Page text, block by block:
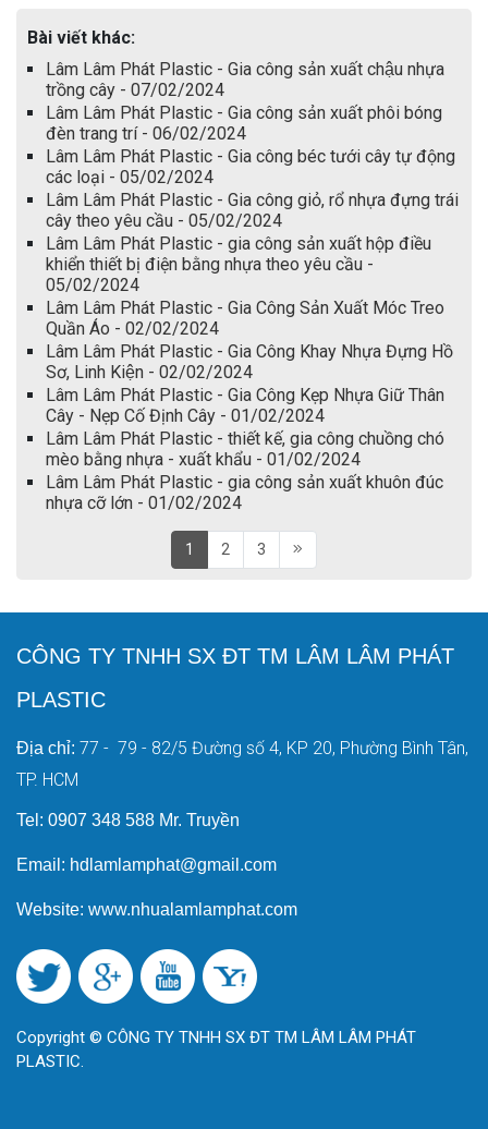
Bài viết khác:
Lâm Lâm Phát Plastic - Gia công sản xuất chậu nhựa
trồng cây - 07/02/2024
Lâm Lâm Phát Plastic - Gia công sản xuất phôi bóng
đèn trang trí - 06/02/2024
Lâm Lâm Phát Plastic - Gia công béc tưới cây tự động
các loại - 05/02/2024
Lâm Lâm Phát Plastic - Gia công giỏ, rổ nhựa đựng trái
cây theo yêu cầu - 05/02/2024
Lâm Lâm Phát Plastic - gia công sản xuất hộp điều
khiển thiết bị điện bằng nhựa theo yêu cầu -
05/02/2024
Lâm Lâm Phát Plastic - Gia Công Sản Xuất Móc Treo
Quần Áo - 02/02/2024
Lâm Lâm Phát Plastic - Gia Công Khay Nhựa Đựng Hồ
Sơ, Linh Kiện - 02/02/2024
Lâm Lâm Phát Plastic - Gia Công Kẹp Nhựa Giữ Thân
Cây - Nẹp Cố Định Cây - 01/02/2024
Lâm Lâm Phát Plastic - thiết kế, gia công chuồng chó
mèo bằng nhựa - xuất khẩu - 01/02/2024
Lâm Lâm Phát Plastic - gia công sản xuất khuôn đúc
nhựa cỡ lớn - 01/02/2024
1 2 3
CÔNG TY TNHH SX ĐT TM LÂM LÂM PHÁT
PLASTIC
Địa chỉ: 77 - 79 - 82/5 Đường số 4, KP 20, Phường Bình Tân,
TP. HCM
Tel: 0907 348 588 Mr. Truyền
Email: hdlamlamphat@gmail.com
Website: www.nhualamlamphat.com
Copyright © CÔNG TY TNHH SX ĐT TM LÂM LÂM PHÁT
PLASTIC.